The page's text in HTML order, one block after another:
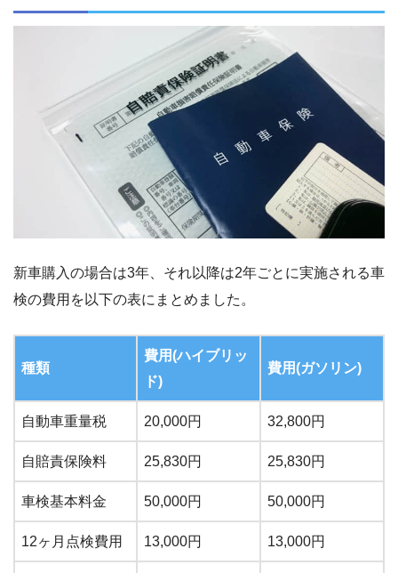
新車購入の場合は3年、それ以降は2年ごとに実施される車
検の費用を以下の表にまとめました。
種類
費用(ハイブリッ
ド)
費用(ガソリン)
自動車重量税 20,000円 32,800円
自賠責保険料 25,830円 25,830円
車検基本料金 50,000円 50,000円
12ヶ月点検費用 13,000円 13,000円